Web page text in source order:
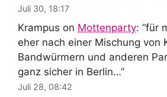
Juli 30, 18:17
Krampus on Mottenparty: “für
eher nach einer Mischung von
Bandwürmern und anderen
ganz sicher in Berlin…”
Juli 28, 08:42